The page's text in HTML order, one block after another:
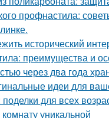
профнастила:
исторический
преимущества и
через два года
идеи для
для всех
уникальной